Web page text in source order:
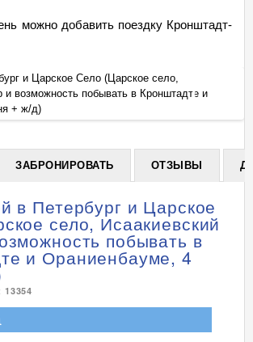
можно добавить поездку Кронштадт-
+
и Царское Село (Царское село,
и возможность побывать в Кронштадте и
+ ж/д)
ЗАБРОНИРОВАТЬ ОТЗЫВЫ
в Петербург и Царское
село, Исаакиевский
побывать в
и Ораниенбауме, 4
13354